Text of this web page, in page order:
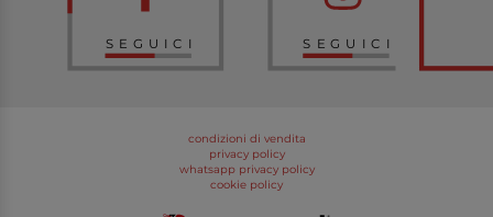
SEGUICI SEGUICI
condizioni di vendita
privacy policy
whatsapp privacy policy
cookie policy